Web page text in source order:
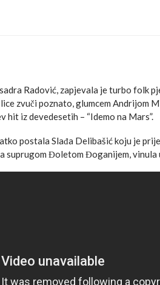
Radović, zapjevala je turbo folk
zvuči poznato, glumcem Andrijom
hit iz devedesetih – “Idemo na Mars”.
postala Slađa Delibašić koju je
suprugom Đoletom Đoganijem, vinula